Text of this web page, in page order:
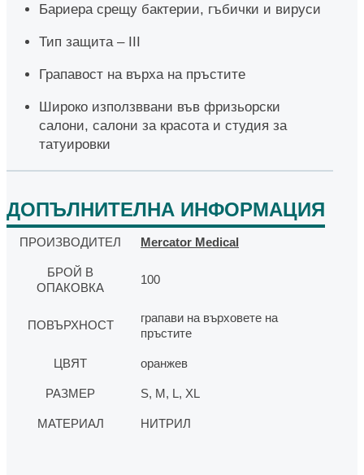
Бариера срещу бактерии, гъбички и вируси
Тип защита – III
Грапавост на върха на пръстите
Широко използввани във фризьорски
салони, салони за красота и студия за
татуировки
ДОПЪЛНИТЕЛНА ИНФОРМАЦИЯ
ПРОИЗВОДИТЕЛ Mercator Medical
БРОЙ В
ОПАКОВКА
100
ПОВЪРХНОСТ
грапави на върховете на
пръстите
ЦВЯТ оранжев
РАЗМЕР S, M, L, XL
МАТЕРИАЛ НИТРИЛ